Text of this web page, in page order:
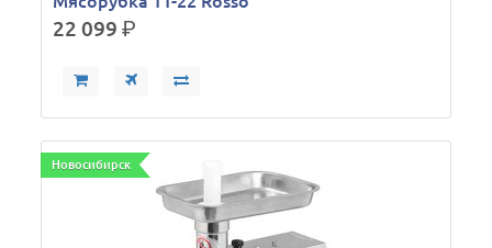
22 099р.
Новосибирск